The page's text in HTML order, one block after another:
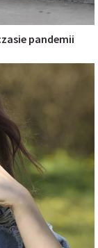
pandemii